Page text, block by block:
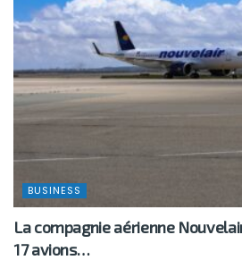
BUSINESS
La compagnie aérienne
17 avions…